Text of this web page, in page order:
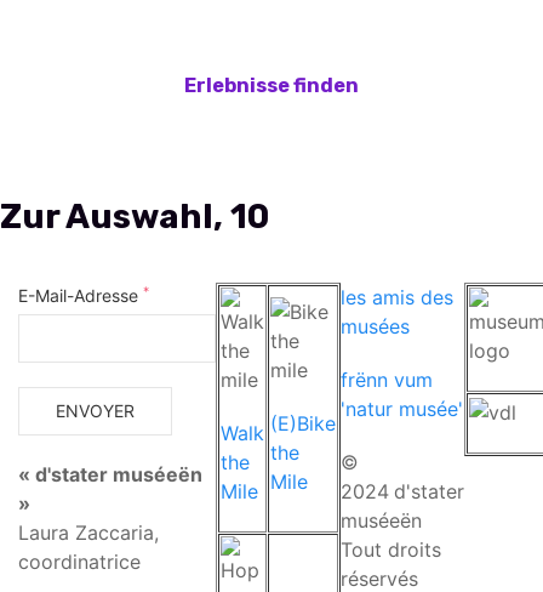
E-Mail-Adresse *
« d'stater muséeën
»
Laura Zaccaria,
coordinatrice
Walk
the
Mile
(E)Bike
the
Mile
les amis des
musées
frënn vum
'natur musée'
©
2024 d'stater
muséeën
Tout droits
réservés